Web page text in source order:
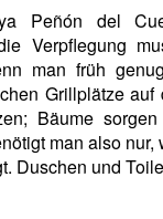
Peñón del
Verpflegung
man früh
Grillplätze auf
Bäume
man also nur,
Duschen und